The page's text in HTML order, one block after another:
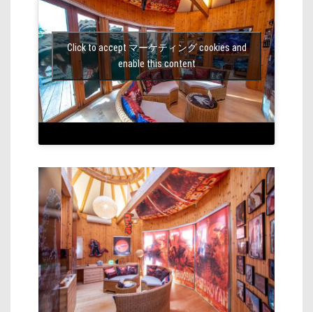
Click to accept マーケティング cookies and
enable this content